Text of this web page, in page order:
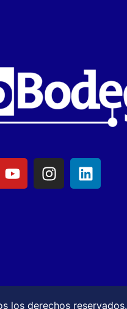
los derechos reservados.